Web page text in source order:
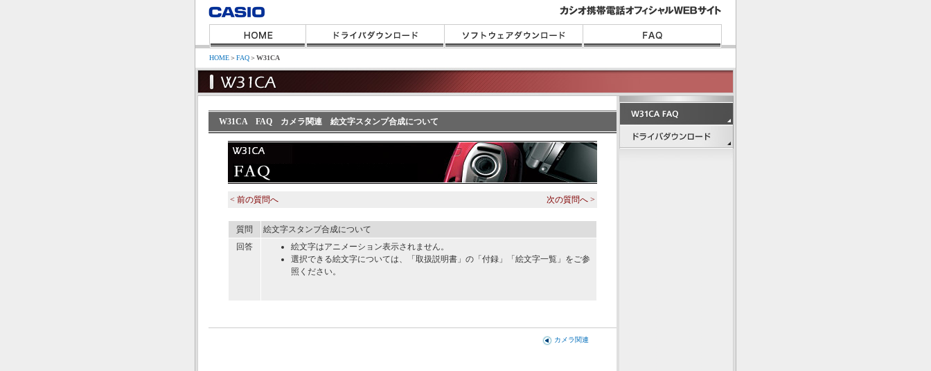
HOME＞FAQ＞W31CA
W31CA FAQ カメラ関連 絵文字スタンプ合成について
< 前の質問へ 次の質問へ >
質問
絵文字スタンプ合成について
回答
絵文字はアニメーション表示されません。
選択できる絵文字については、「取扱説明書」の「付録」「絵文字一覧」をご参
照ください。
カメラ関連